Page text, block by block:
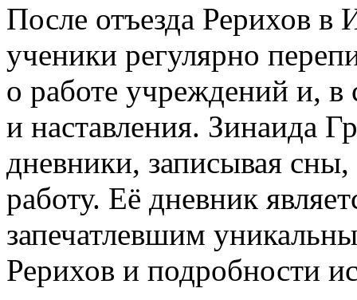
После отъезда Рерихов
ученики регулярно
о работе учреждений и, в
и наставления. Зинаида
дневники, записывая
работу. Её дневник
запечатлевшим
Рерихов и подробности